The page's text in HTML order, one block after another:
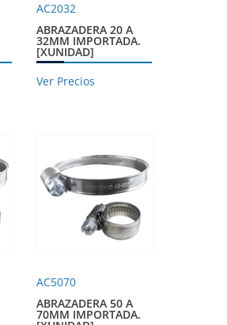
AC2032
ABRAZADERA 20 A
32MM IMPORTADA.
[XUNIDAD]
Ver Precios
AC5070
ABRAZADERA 50 A
70MM IMPORTADA.